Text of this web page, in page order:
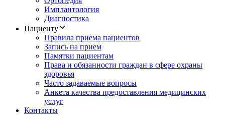
Имплантология
Диагностика
Пациенту
Правила приема пациентов
Запись на прием
Памятки пациентам
Права и обязанности граждан в сфере охраны
здоровья
Часто задаваемые вопросы
Анкета качества предоставления медицинских
услуг
Контакты